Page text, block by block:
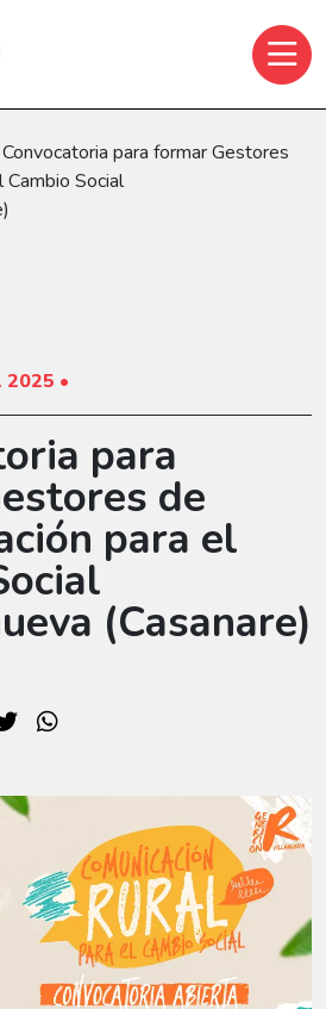
Convocatoria para formar Gestores
Cambio Social
2025 •
para
de
para el
(Casanare)